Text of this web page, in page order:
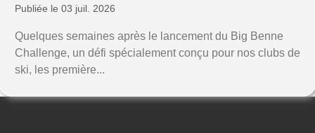
Publiée le 03 juil. 2026
Quelques semaines après le lancement du Big Benne
Challenge, un défi spécialement conçu pour nos clubs de
ski, les première...